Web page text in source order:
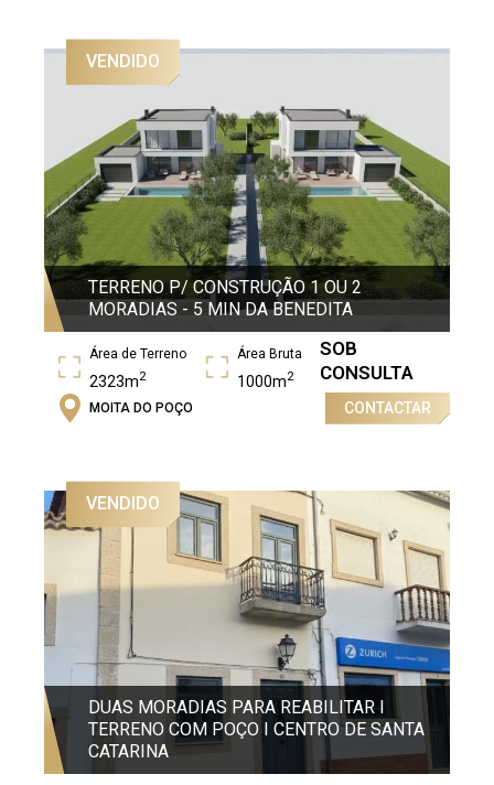
VENDIDO
TERRENO P/ CONSTRUÇÃO 1 OU 2
MORADIAS - 5 MIN DA BENEDITA
Área de Terreno
2323m2
Área Bruta
1000m2
SOB
CONSULTA
MOITA DO POÇO CONTACTAR
VENDIDO
DUAS MORADIAS PARA REABILITAR I
TERRENO COM POÇO I CENTRO DE SANTA
CATARINA